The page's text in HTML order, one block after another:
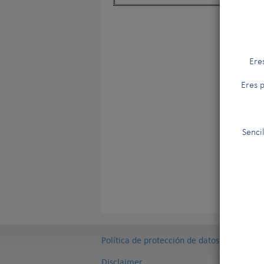
Eres
Política de protección de datos